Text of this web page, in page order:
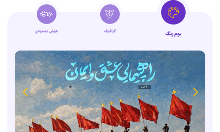
بوم رنگ گرافیک هوش مصنوعی